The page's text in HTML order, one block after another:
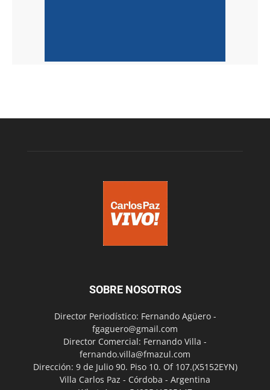
SOBRE NOSOTROS
Director Periodístico: Fernando Agüero -
fgaguero@gmail.com
Director Comercial: Fernando Villa -
fernando.villa@fmazul.com
Dirección: 9 de Julio 90. Piso 10. Of 107.(X5152EYN)
Villa Carlos Paz - Córdoba - Argentina